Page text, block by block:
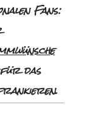
Fans:
für das